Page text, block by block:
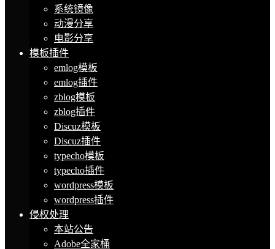
系统镜像
动漫分享
电影分享
模板插件
emlog模板
emlog插件
zblog模板
zblog插件
Discuz模板
Discuz插件
typecho模板
typecho插件
wordpress模板
wordpress插件
侵权处理
本站公告
Adobe全家桶